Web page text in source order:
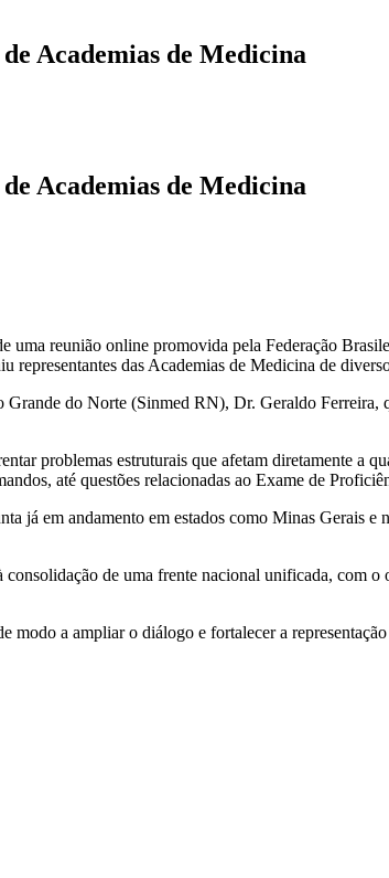
Academias de Medicina
Academias de Medicina
reunião online promovida pela Federação
das Academias de Medicina de
do Norte (Sinmed RN), Dr. Geraldo Ferreira,
problemas estruturais que afetam diretamente a
até questões relacionadas ao Exame de
já em andamento em estados como Minas Gerais
de uma frente nacional unificada, com
modo a ampliar o diálogo e fortalecer a